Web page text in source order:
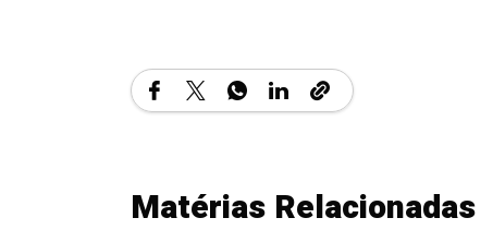
Matérias Relacionadas